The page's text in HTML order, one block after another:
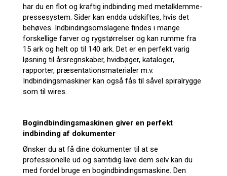
har du en flot og kraftig indbinding med metalklemme-
pressesystem. Sider kan endda udskiftes, hvis det
behøves. Indbindingsomslagene findes i mange
forskellige farver og rygstørrelser og kan rumme fra
15 ark og helt op til 140 ark. Det er en perfekt varig
løsning til årsregnskaber, hvidbøger, kataloger,
rapporter, præsentationsmaterialer m.v.
Indbindingsmaskiner kan også fås til såvel spiralrygge
som til wires.
Bogindbindingsmaskinen giver en perfekt
indbinding af dokumenter
Ønsker du at få dine dokumenter til at se
professionelle ud og samtidig lave dem selv kan du
med fordel bruge en bogindbindingsmaskine. Den